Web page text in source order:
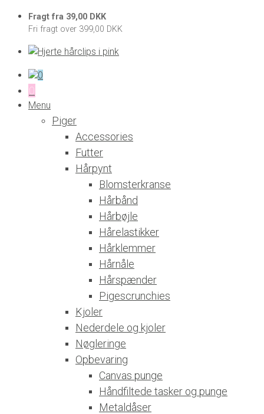
Fragt fra 39,00 DKK
Fri fragt over 399,00 DKK
0
0
Menu
Piger
Accessories
Futter
Hårpynt
Blomsterkranse
Hårbånd
Hårbøjle
Hårelastikker
Hårklemmer
Hårnåle
Hårspænder
Pigescrunchies
Kjoler
Nederdele og kjoler
Nøgleringe
Opbevaring
Canvas punge
Håndfiltede tasker og punge
Metaldåser